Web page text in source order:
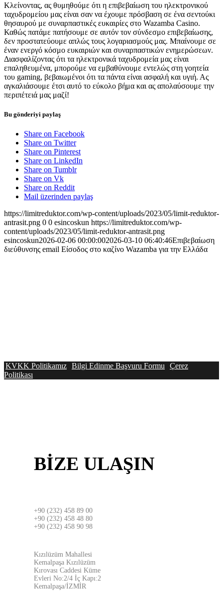
Κλείνοντας, ας θυμηθούμε ότι η επιβεβαίωση του ηλεκτρονικού
ταχυδρομείου μας είναι σαν να έχουμε πρόσβαση σε ένα σεντούκι
θησαυρού με συναρπαστικές ευκαιρίες στο Wazamba Casino.
Καθώς πατάμε πατήσουμε σε αυτόν τον σύνδεσμο επιβεβαίωσης,
δεν προστατεύουμε απλώς τους λογαριασμούς μας. Μπαίνουμε σε
έναν ενεργό κόσμο ευκαιριών και συναρπαστικών ενημερώσεων.
Διασφαλίζοντας ότι τα ηλεκτρονικά ταχυδρομεία μας είναι
επαληθευμένα, μπορούμε να εμβαθύνουμε εντελώς στη γοητεία
του gaming, βεβαιωμένοι ότι τα πάντα είναι ασφαλή και υγιή. Ας
αγκαλιάσουμε έτσι αυτό το εύκολο βήμα και ας απολαύσουμε την
περιπέτειά μας μαζί!
Bu gönderiyi paylaş
Share on Facebook
Share on Twitter
Share on Pinterest
Share on LinkedIn
Share on Tumblr
Share on Vk
Share on Reddit
Mail üzerinden paylaş
https://limitreduktor.com/wp-content/uploads/2023/05/limit-reduktor-
antrasit.png 0 0 esincoskun https://limitreduktor.com/wp-
content/uploads/2023/05/limit-reduktor-antrasit.png
esincoskun2026-02-06 00:00:002026-03-10 06:40:46Επιβεβαίωση
διεύθυνσης email Είσοδος στο καζίνο Wazamba για την Ελλάδα
KVKK Politikamız Bilgi Edinme Başvuru Formu
Çerez
Politikası
BİZE ULAŞIN
+90 (232) 458 89 00
+90 (232) 458 48 80
+90 (232) 458 90 98
Kızılüzüm Mahallesi
Kemalpaşa Kızılüzüm
Kırovası Caddesi Küme
Evleri No:2/4 İç Kapı:2
Kemalpaşa/İZMİR